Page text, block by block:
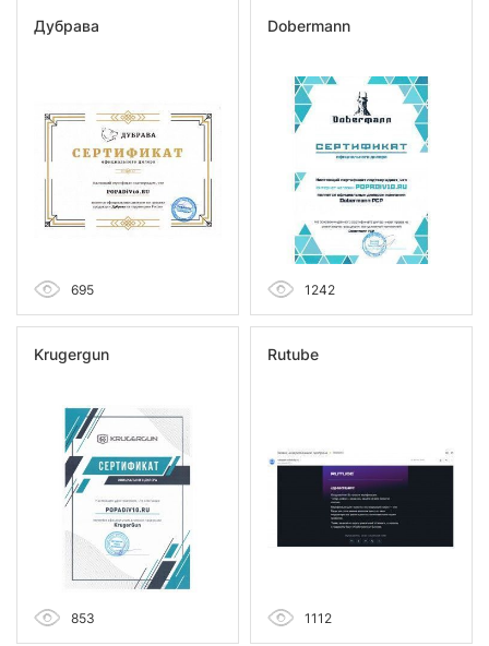
Дубрава
695
Dobermann
1242
Krugergun
853
Rutube
1112